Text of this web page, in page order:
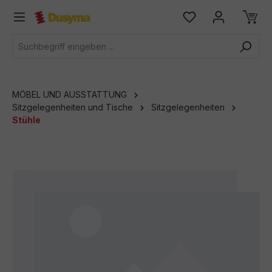
springen
MÖBEL UND AUSSTATTUNG
Sitzgelegenheiten und Tische
Sitzgelegenheiten
Stühle